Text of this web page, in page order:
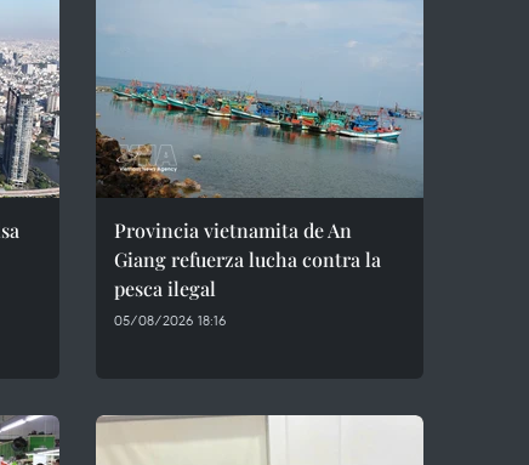
Provincia vietnamita de An
Giang refuerza lucha contra la
pesca ilegal
05/08/2026 18:16